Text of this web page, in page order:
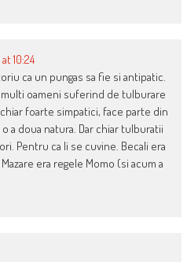
10:24
ca un pungas sa fie si antipatic.
multi oameni suferind de tulburare
foarte simpatici, face parte din
a doua natura. Dar chiar tulburatii
Pentru ca li se cuvine. Becali era
era regele Momo (si acum a